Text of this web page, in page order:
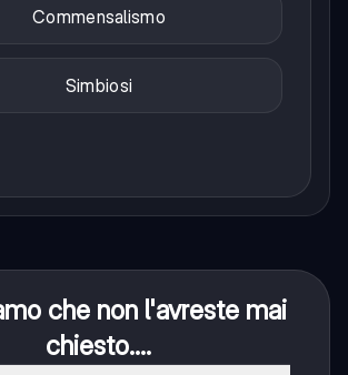
Commensalismo
Simbiosi
che non l'avreste mai
chiesto....